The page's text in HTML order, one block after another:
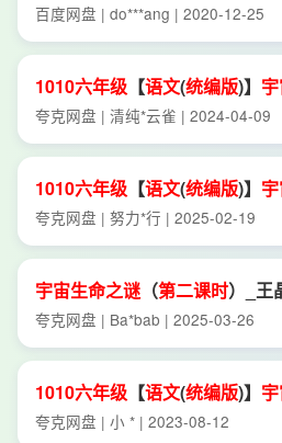
2课件【公众号dc008免费分享】.
百度网盘 | do***ang | 2020-12-25
1010六年级 【语文(统编版)】
2课件.ppt
夸克网盘 | 清纯*云雀 | 2024-04-09
1010六年级 【语文(统编版)】
2课件.ppt
夸克网盘 | 努力*行 | 2025-02-19
宇宙生命之谜 （第二课时）_王
夸克网盘 | Ba*bab | 2025-03-26
1010六年级 【语文(统编版)】
2课件.ppt
夸克网盘 | 小 * | 2023-08-12